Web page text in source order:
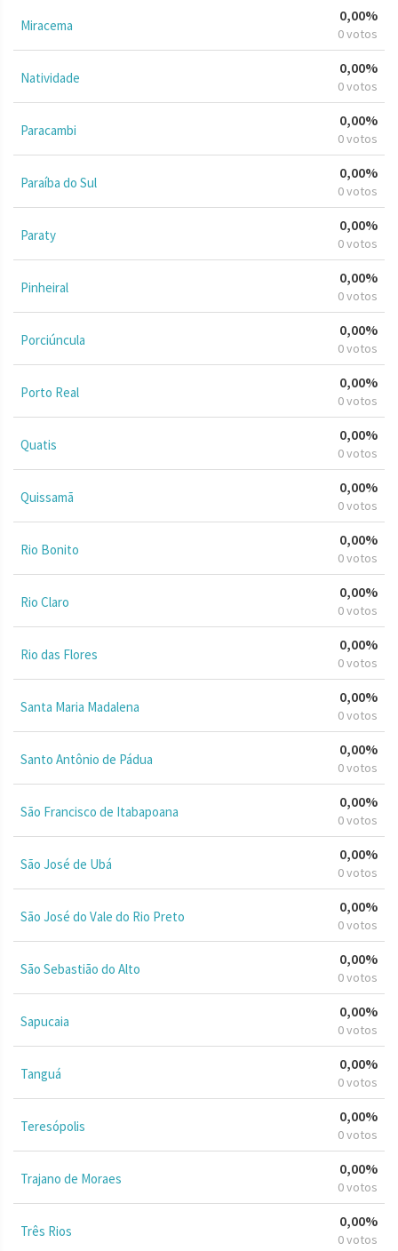
Miracema
0,00%
0 votos
Natividade
0,00%
0 votos
Paracambi
0,00%
0 votos
Paraíba do Sul
0,00%
0 votos
Paraty
0,00%
0 votos
Pinheiral
0,00%
0 votos
Porciúncula
0,00%
0 votos
Porto Real
0,00%
0 votos
Quatis
0,00%
0 votos
Quissamã
0,00%
0 votos
Rio Bonito
0,00%
0 votos
Rio Claro
0,00%
0 votos
Rio das Flores
0,00%
0 votos
Santa Maria Madalena
0,00%
0 votos
Santo Antônio de Pádua
0,00%
0 votos
São Francisco de Itabapoana
0,00%
0 votos
São José de Ubá
0,00%
0 votos
São José do Vale do Rio Preto
0,00%
0 votos
São Sebastião do Alto
0,00%
0 votos
Sapucaia
0,00%
0 votos
Tanguá
0,00%
0 votos
Teresópolis
0,00%
0 votos
Trajano de Moraes
0,00%
0 votos
Três Rios
0,00%
0 votos